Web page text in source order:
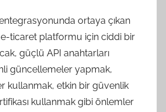
ortaya çıkan
e-ticaret platformu için ciddi bir
güçlü API anahtarları
güncellemeler yapmak,
kullanmak, etkin bir güvenlik
kullanmak gibi önlemler